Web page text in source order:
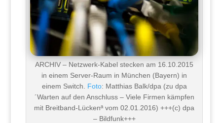
ARCHIV – Netzwerk-Kabel stecken am 16.10.2015
in einem Server-Raum in München (Bayern) in
einem Switch. Foto: Matthias Balk/dpa (zu dpa
´Warten auf den Anschluss – Viele Firmen kämpfen
mit Breitband-Lückenª vom 02.01.2016) +++(c) dpa
– Bildfunk+++